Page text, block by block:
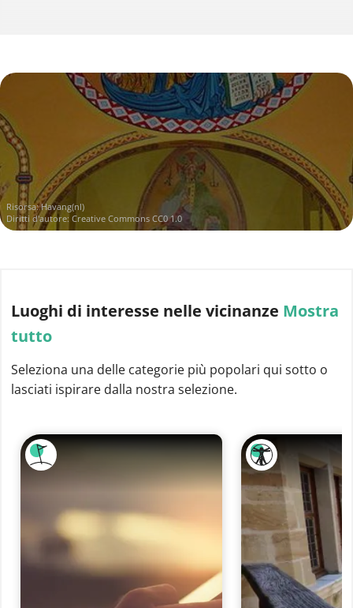
Risorsa:Havang(nl)
Diritti d'autore: Creative Commons CC0 1.0
Luoghi di interesse nelle vicinanze Mostra
tutto
Seleziona una delle categorie più popolari qui sotto o
lasciati ispirare dalla nostra selezione.